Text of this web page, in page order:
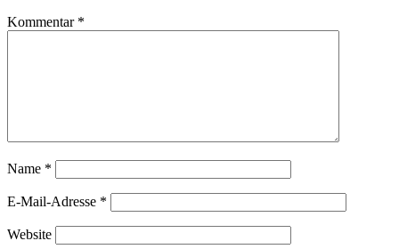
Kommentar *
Name *
E-Mail-Adresse *
Website